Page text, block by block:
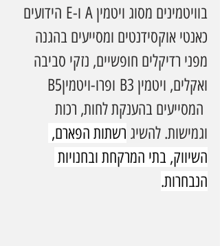
בוויטמינים מסוג ויטמין A ו-E הידועים
כאנטי אוקסידנטים ומסייעים בהגנה
מפני רדיקלים חופשיים, נזקי סביבה
המסייעים בהענקת לחות, רכות
וגמישות. להשיג רשתות הפארם,
השיווק, בתי המרקחת ובחנויות
הנבחרות.